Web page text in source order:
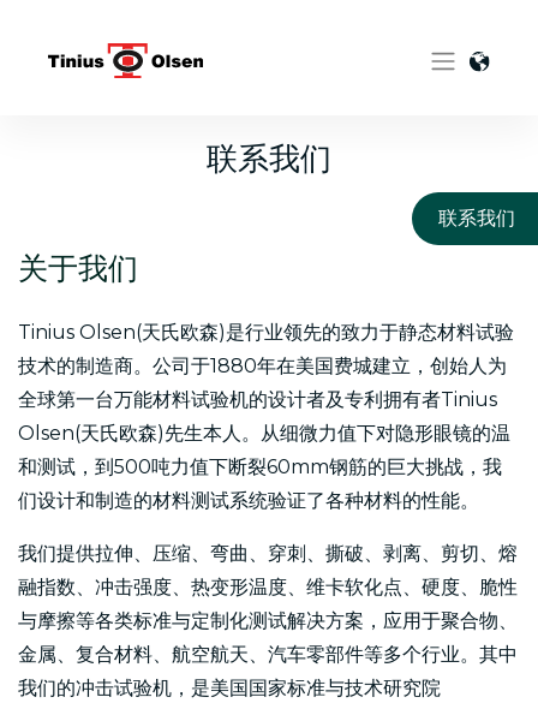
联系我们
关于我们
Tinius Olsen(天氏欧森)是行业领先的致力于静态材料试验
技术的制造商。公司于1880年在美国费城建立，创始人为
全球第一台万能材料试验机的设计者及专利拥有者Tinius
Olsen(天氏欧森)先生本人。从细微力值下对隐形眼镜的温
和测试，到500吨力值下断裂60mm钢筋的巨大挑战，我
们设计和制造的材料测试系统验证了各种材料的性能。
我们提供拉伸、压缩、弯曲、穿刺、撕破、剥离、剪切、熔
融指数、冲击强度、热变形温度、维卡软化点、硬度、脆性
与摩擦等各类标准与定制化测试解决方案，应用于聚合物、
金属、复合材料、航空航天、汽车零部件等多个行业。其中
我们的冲击试验机，是美国国家标准与技术研究院
联系我们